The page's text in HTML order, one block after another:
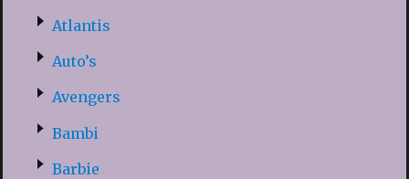
Atlantis
Auto’s
Avengers
Bambi
Barbie